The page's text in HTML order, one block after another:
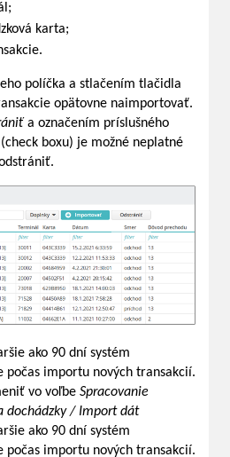
karta;
políčka a stlačením tlačidla
opätovne naimportovať.
a označením príslušného
boxu) je možné neplatné
ako 90 dní systém
počas importu nových transakcií.
vo voľbe Spracovanie
dochádzky / Import dát
ako 90 dní systém
počas importu nových transakcií.